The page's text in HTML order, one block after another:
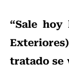
“Sale
tratado se